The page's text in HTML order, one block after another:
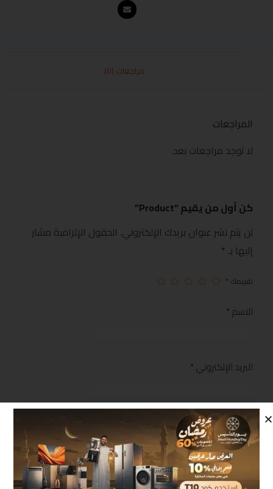
مراجعات (0)
المراجعات
لا توجد مراجعات بعد.
كن أول من يقيم “Product”
لن يتم نشر عنوان بريدك الإلكتروني. الحقول الإلزامية مشار
إليها بـ*
تقييمك *
الاسم*
البريد الإلكتروني*
مراجعتك*